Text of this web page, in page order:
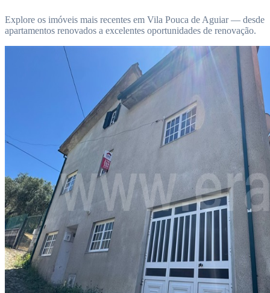
Explore os imóveis mais recentes em Vila Pouca de Aguiar — desde
apartamentos renovados a excelentes oportunidades de renovação.